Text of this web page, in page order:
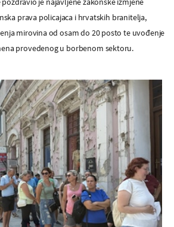
prava policajaca i hrvatskih branitelja,
mirovina od osam do 20 posto te uvođenje
provedenog u borbenom sektoru.